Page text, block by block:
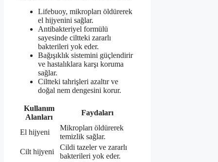
Lifebuoy, mikropları öldürerek
el hijyenini sağlar.
Antibakteriyel formülü
sayesinde ciltteki zararlı
bakterileri yok eder.
Bağışıklık sistemini güçlendirir
ve hastalıklara karşı koruma
sağlar.
Ciltteki tahrişleri azaltır ve
doğal nem dengesini korur.
Kullanım
Alanları
Faydaları
El hijyeni
Mikropları öldürerek
temizlik sağlar.
Cilt hijyeni
Cildi tazeler ve zararlı
bakterileri yok eder.